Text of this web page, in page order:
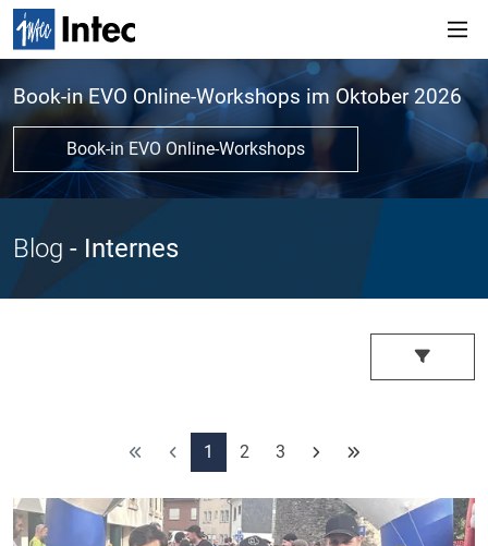
Book-in EVO Online-Workshops im Oktober 2026
Book-in EVO Online-Workshops
Blog - Internes
1 2 3